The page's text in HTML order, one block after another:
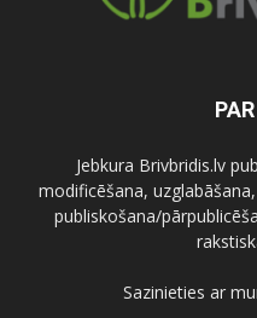
Jebkura Brivbridis.lv
modificēšana,
publiskošana/
Sazinieties ar